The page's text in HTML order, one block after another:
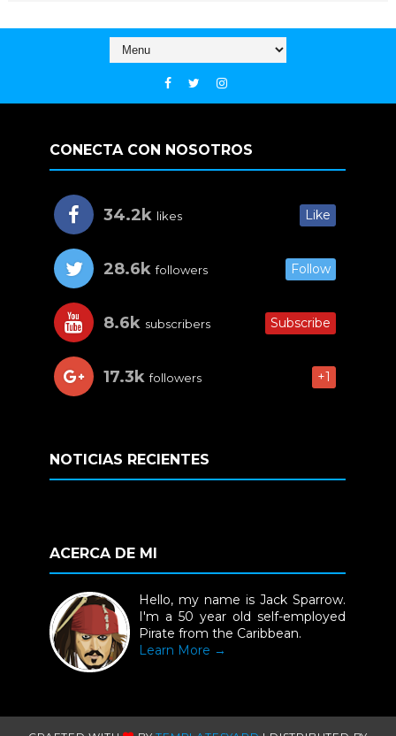
CONECTA CON NOSOTROS
34.2k likes Like
28.6k followers Follow
8.6k subscribers Subscribe
17.3k followers +1
NOTICIAS RECIENTES
ACERCA DE MI
Hello, my name is Jack Sparrow.
I'm a 50 year old self-employed
Pirate from the Caribbean.
Learn More →